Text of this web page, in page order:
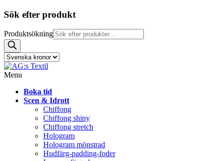
Sök efter produkt
Produktsökning
Menu
Boka tid
Scen & Idrott
Chiffong
Chiffong shiny
Chiffong stretch
Hologram
Hologram mönstrad
Hudfärg-padding-foder